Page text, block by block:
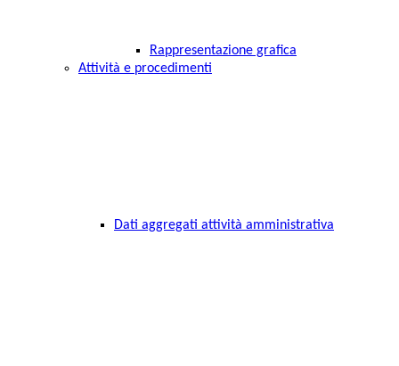
Rappresentazione grafica
Attività e procedimenti
Dati aggregati attività amministrativa